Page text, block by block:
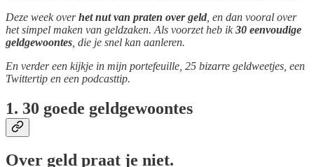
Deze week overhet nut van praten over geld , en dan vooral over
het simpel maken van geldzaken. Als voorzet heb ik30 eenvoudige
geldgewoontes , die je snel kan aanleren.
En verder een kijkje in mijn portefeuille, 25 bizarre geldweetjes, een
Twittertip en een podcasttip.
1. 30 goede geldgewoontes
Over geld praat je niet.